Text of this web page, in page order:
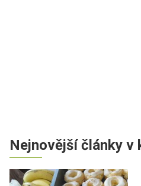
Nejnovější články v